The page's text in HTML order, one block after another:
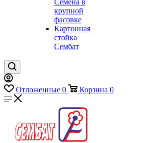
Семена в
крупной
фасовке
Картонная
стойка
Сембат
Отложенные 0 Корзина 0